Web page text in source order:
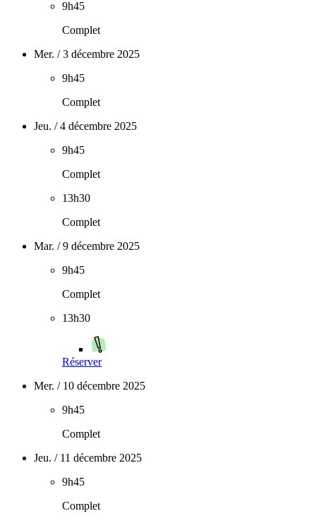
9h45
Complet
Mer. / 3 décembre 2025
9h45
Complet
Jeu. / 4 décembre 2025
9h45
Complet
13h30
Complet
Mar. / 9 décembre 2025
9h45
Complet
13h30
Réserver
Mer. / 10 décembre 2025
9h45
Complet
Jeu. / 11 décembre 2025
9h45
Complet